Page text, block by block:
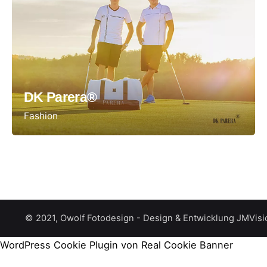
DK Parera®
Fashion
© 2021, Owolf Fotodesign - Design & Entwicklung
WordPress Cookie Plugin von Real Cookie Banner